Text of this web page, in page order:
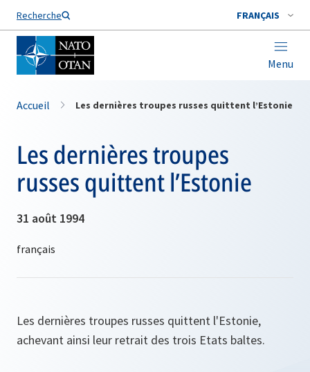
Recherche FRANÇAIS
Menu
Nom de famille*
Accueil Les dernières troupes russes quittent l’Estonie
Les dernières troupes
russes quittent l’Estonie
31 août 1994
Les dernières troupes russes quittent l'Estonie,
achevant ainsi leur retrait des trois Etats baltes.